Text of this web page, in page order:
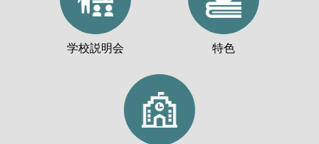
学校説明会 特色